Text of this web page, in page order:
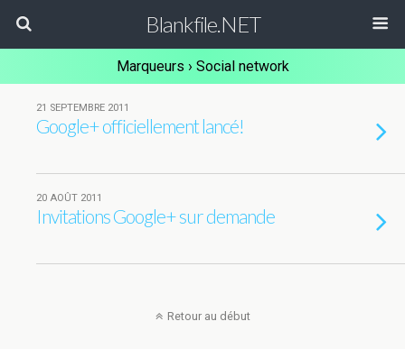
Blankfile.NET
Marqueurs › Social network
21 SEPTEMBRE 2011
Google+ officiellement lancé!
20 AOÛT 2011
Invitations Google+ sur demande
Retour au début